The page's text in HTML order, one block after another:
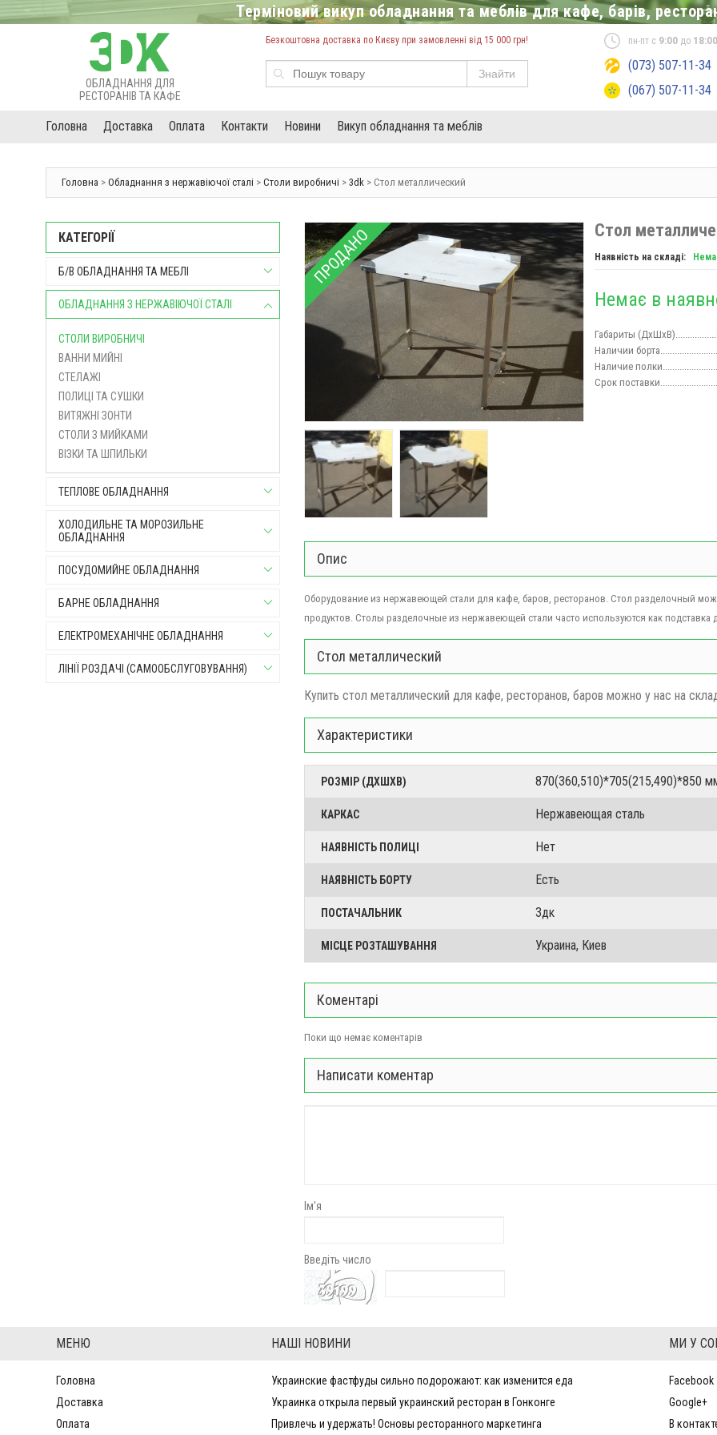
Терміновий викуп обладнання та меблів для кафе, барів,
ОБЛАДНАННЯ ДЛЯ
РЕСТОРАНІВ ТА КАФЕ
Безкоштовна доставка по Києву при замовленні від 15 000 грн!
Знайти
пн-пт с 9:00 до 18:00
(073) 507-11-34
(067) 507-11-34
Головна Доставка Оплата Контакти Новини Викуп обладнання та меблів
Головна > Обладнання з нержавіючої сталі > Столи виробничі > 3dk > Стол металлический
ПРОДАНО Стол
Наявність на складі:
Немає в
Габариты
Наличии
Наличие
Срок
Опис
Оборудование из нержавеющей стали для кафе, баров, ресторанов. Стол разделочный
продуктов. Столы разделочныеиз нержавеющей стали часто используются как подставка
Стол металлический
Купить стол металлический для кафе, ресторанов, баров можно у нас на
Характеристики
РОЗМІР (ДХШХВ) 870(360,510)*705(215,490)*850
КАРКАС Нержавеющая сталь
НАЯВНІСТЬ ПОЛИЦІ Нет
НАЯВНІСТЬ БОРТУ Есть
ПОСТАЧАЛЬНИК 3дк
МІСЦЕ РОЗТАШУВАННЯ Украина, Киев
Коментарі
Поки що немає коментарів
Написати коментар
Ім'я
Введіть число
КАТЕГОРІЇ
Б/В ОБЛАДНАННЯ ТА МЕБЛІ
ОБЛАДНАННЯ З НЕРЖАВІЮЧОЇ СТАЛІ
СТОЛИ ВИРОБНИЧІ
ВАННИ МИЙНІ
СТЕЛАЖІ
ПОЛИЦІ ТА СУШКИ
ВИТЯЖНІ ЗОНТИ
СТОЛИ З МИЙКАМИ
ВІЗКИ ТА ШПИЛЬКИ
ТЕПЛОВЕ ОБЛАДНАННЯ
ХОЛОДИЛЬНЕ ТА МОРОЗИЛЬНЕ
ОБЛАДНАННЯ
ПОСУДОМИЙНЕ ОБЛАДНАННЯ
БАРНЕ ОБЛАДНАННЯ
ЕЛЕКТРОМЕХАНІЧНЕ ОБЛАДНАННЯ
ЛІНІЇ РОЗДАЧІ (САМООБСЛУГОВУВАННЯ)
МЕНЮ
Головна
Доставка
Оплата
НАШІ НОВИНИ
Украинские фастфуды сильно подорожают: как изменится еда
Украинка открыла первый украинский ресторан в Гонконге
Привлечь и удержать! Основы ресторанного маркетинга
МИ У
Facebook
Google+
В